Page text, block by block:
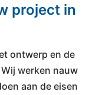
project in
ontwerp en de
werken nauw
aan de eisen